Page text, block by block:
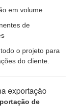
em volume
de
o projeto para
do cliente.
exportação
de